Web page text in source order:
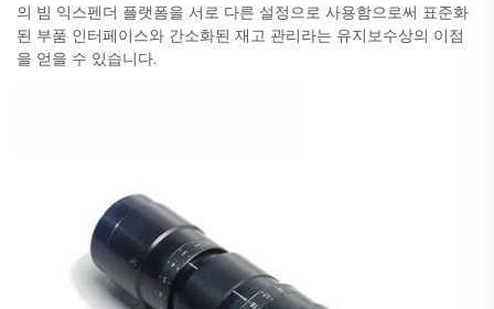
의 빔 익스펜더 플랫폼을 서로 다른 설정으로 사용함으로써 표준화
된 부품 인터페이스와 간소화된 재고 관리라는 유지보수상의 이점
을 얻을 수 있습니다.